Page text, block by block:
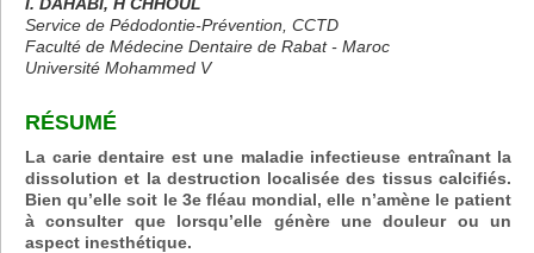
Service de Pédodontie-Prévention, CCTD
Faculté de Médecine Dentaire de Rabat - Maroc
Université Mohammed V
RÉSUMÉ
La carie dentaire est une maladie infectieuse entraînant la
dissolution et la destruction localisée des tissus calcifiés.
Bien qu’elle soit le 3e fléau mondial, elle n’amène le patient
à consulter que lorsqu’elle génère une douleur ou un
aspect inesthétique.